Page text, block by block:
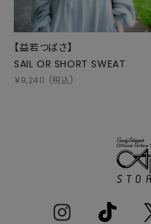
【益若つばさ】
SAIL OR SHORT SWEAT
￥9,240 (税込)